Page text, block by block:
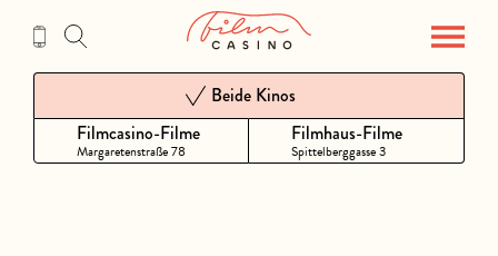
Inhalt
Filmcasino-Filme
Margaretenstraße 78
Beide Kinos
Filmhaus-Filme
Spittelberggasse 3